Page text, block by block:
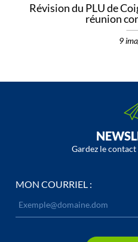
Révision du PLU de
réunion
9
Gardez le
MON COURRIEL :